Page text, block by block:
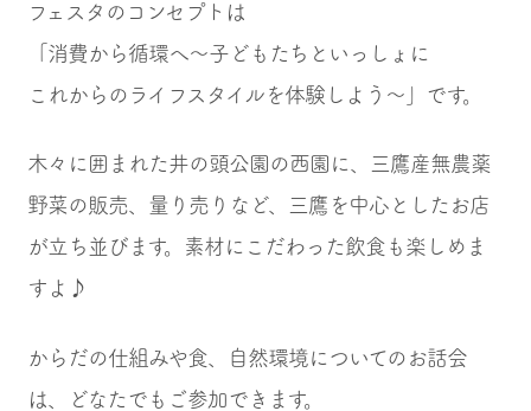
フェスタのコンセプトは
「消費から循環へ〜子どもたちといっしょに
これからのライフスタイルを体験しよう〜」です。
木々に囲まれた井の頭公園の西園に、三鷹産無農薬
野菜の販売、量り売りなど、三鷹を中心としたお店
が立ち並びます。素材にこだわった飲食も楽しめま
すよ♪
からだの仕組みや食、自然環境についてのお話会
は、どなたでもご参加できます。